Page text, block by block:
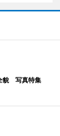
貌 写真特集